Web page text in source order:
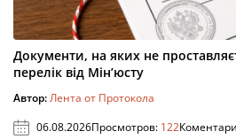
Документи, на яких не
перелік від Мін’юсту
Автор:Лента от Протокола
06.08.2026Просмотров: 122